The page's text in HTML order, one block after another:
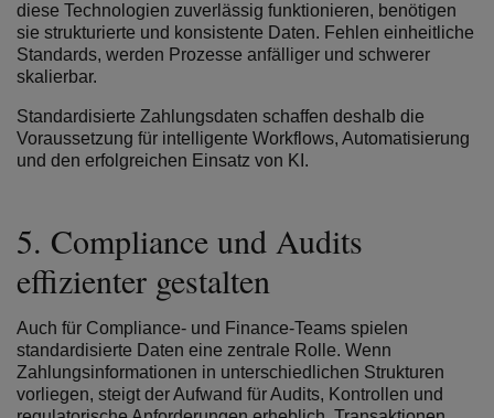
diese Technologien zuverlässig funktionieren, benötigen
sie strukturierte und konsistente Daten. Fehlen einheitliche
Standards, werden Prozesse anfälliger und schwerer
skalierbar.
Standardisierte Zahlungsdaten schaffen deshalb die
Voraussetzung für intelligente Workflows, Automatisierung
und den erfolgreichen Einsatz von KI.
5. Compliance und Audits
effizienter gestalten
Auch für Compliance- und Finance-Teams spielen
standardisierte Daten eine zentrale Rolle. Wenn
Zahlungsinformationen in unterschiedlichen Strukturen
vorliegen, steigt der Aufwand für Audits, Kontrollen und